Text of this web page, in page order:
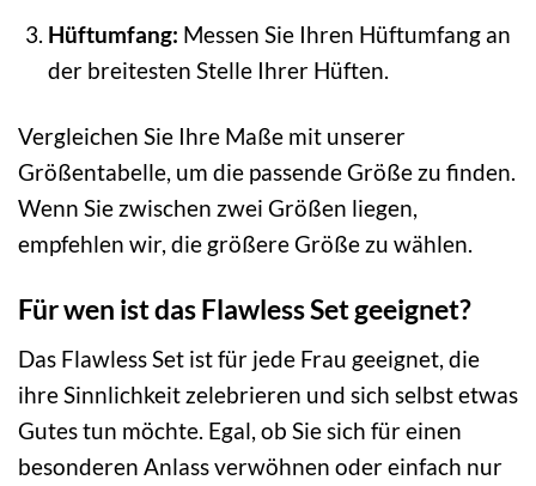
Hüftumfang: Messen Sie Ihren Hüftumfang an
der breitesten Stelle Ihrer Hüften.
Vergleichen Sie Ihre Maße mit unserer
Größentabelle, um die passende Größe zu finden.
Wenn Sie zwischen zwei Größen liegen,
empfehlen wir, die größere Größe zu wählen.
Für wen ist das Flawless Set geeignet?
Das Flawless Set ist für jede Frau geeignet, die
ihre Sinnlichkeit zelebrieren und sich selbst etwas
Gutes tun möchte. Egal, ob Sie sich für einen
besonderen Anlass verwöhnen oder einfach nur